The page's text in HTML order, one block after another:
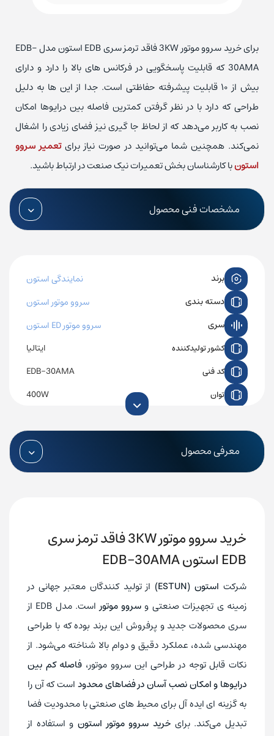
برای خرید سروو موتور 3KW فاقد ترمز سری EDB استون مدل EDB-
30AMA که قابلیت پاسخگویی در فرکانس های بالا را دارد و دارای
بیش از ۱۰ قابلیت پیشرفته حفاظتی است. جدا از این ها به دلیل
طراحی که دارد با در نظر گرفتن کمترین فاصله بین درایوها امکان
نصب به کاربر می‌دهد که از لحاظ جا گیری نیز فضای زیادی را اشغال
نمی‌کند. همچنین شما می‌توانید در صورت نیاز برایتعمیر سروو
استونبا کارشناسان بخش تعمیرات نیک صنعت در ارتباط باشید.
مشخصات فنی محصول
برند
نمایندگی استون
دسته بندی
سروو موتور استون
سری
سروو موتور ED استون
کشور تولیدکننده ایتالیا
کد فنی EDB-30AMA
توان 400W
2000RPM
معرفی محصول
خرید سروو موتور 3KW فاقد ترمز سری
EDB استون EDB-30AMA
شرکت استون (ESTUN)
از تولید کنندگان معتبر جهانی در
زمینه‌ ی تجهیزات صنعتی و سروو موتور
است. مدل EDB از
سری محصولات جدید و پرفروش این برند بوده که با طراحی
مهندسی‌ شده، عملکرد دقیق و دوام بالا شناخته می‌شود. از
نکات قابل توجه در طراحی این سروو موتور، فاصله کم بین
درایوها و امکان نصب آسان در فضاهای محدوداست که آن را
به گزینه‌ ای ایده‌ آل برای محیط‌ های صنعتی با محدودیت فضا
تبدیل می‌کند. برای خرید سروو موتور استون و استفاده از